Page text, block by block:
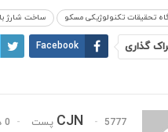
تحقیقات تکنولوژیکی مسکو ساخت شارژ
گذاری Facebook
CJN 5777 پست 0 دیدگاه